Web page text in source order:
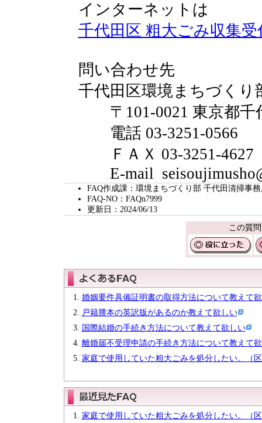
インターネットは
千代田区 粗大ごみ収集
問い合わせ先
千代田区環境まちづくり
〒101-0021 東京都千
電話 03-3251-0566
ＦＡＸ 03-3251-4627
E-mail
FAQ作成課：環境まちづくり部 千代田清掃事務
FAQ-NO：FAQn7999
更新日：2024/06/13
この質
婚姻要件具備証明書の取得方法について教えて
戸籍謄本の英訳版があるのか教えて欲しい
国際結婚の手続き方法について教えて欲しい
離婚届不受理申請の手続き方法について教えて
家庭で使用していた粗大ごみを処分したい。（
家庭で使用していた粗大ごみを処分したい。（